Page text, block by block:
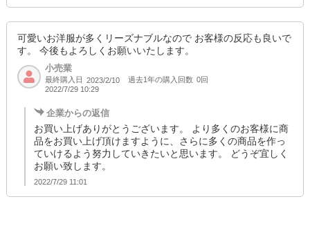
可愛いお洋服が多くリーズナブルなので お客様の反応も良いで
す。 今後もよろしくお願いいたします。
小売業
最終購入日 2023/2/10 過去1年の購入回数 0回
2022/7/29 10:29
企業からの返信
お買い上げありがとうございます。 より多くのお客様に商
品をお買い上げ頂けますように、さらに多くの商品を作っ
ていけるよう努力していきたいと思います。 どうぞ宜しく
お願い致します。
2022/7/29 11:01